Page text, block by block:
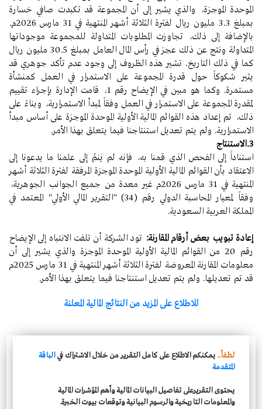
الموحدة الموجزة، والذي يشير إلى أن المجموعة قد تكبدت صافي خسارة
بمبلغ 3.3 مليون ريال لفترة الثلاثة أشهر المنتهية في 31 مارس 2026م.
بالإضافة إلى ذلك، تجاوزت المطلوبات المتداولة للمجموعة موجوداتها
المتداولة ونتج عن ذلك عجز في رأس المال العامل بمبلغ 30.5 مليون ريال
كما في ذلك التاريخ. تشير هذه الظروف إلى وجود عدم تأكد جوهري قد
يثير شكوكاً حول قدرة المجموعة على الاستمرار في العمل كمنشأة
مستمرة. وكما هو مبين في الإيضاح رقم 1، قامت الإدارة بإجراء تقييم
لمقدرة المجموعة على الاستمرار في العمل وفقاً لمبدأ الاستمرارية، وبناءً على
ذلك، تم إعداد هذه القوائم المالية الأولية الموحدة الموجزة على أساس مبدأ
الاستمرارية. ولم يتم تعديل استنتاجنا فيما يتعلق بهذا الأمر.
3.الاستنتاج
استناداً إلى الفحص الذي قمنا به، فإنه لم يَنمُ إلى علمنا ما يدعونا إلى
الاعتقاد بأن القوائم المالية الأولية الموحدة الموجزة المرفقة لفترة الثلاثة أشهر
المنتهية في 31 مارس 2026م غير معدة من جميع الجوانب الجوهرية،
وفقاً لمعيار المحاسبة الدولي رقم (34) "التقرير المالي الأولي" المعتمد في
المملكة العربية السعودية.
إعادة تبويب بعض أرقام المقارنة: تود الشركة أن تلفت الانتباه إلى الإيضاح
رقم 20 من القوائم المالية الأولية الموحدة الموجزة والذي يشير إلى أن
معلومات المقارنة المعروضة لفترة الثلاثة أشهر المنتهية في 31 مارس 2025م
قد تم تعديلها. ولم يتم تعديل استنتاجنا فيما يتعلق بهذا الأمر.
للاطلاع على المزيد من النتائج المالية المعلنة
لطفاً.. يمكنكم الاطلاع على كامل التقرير من خلال الاشتراك فيالباقة
المتقدمة
يحتوى التقريرعلى تفاصيل البيانات المالية وأهم المؤشرات المالية
والمعلومات التاريخية والرسوم البيانية وتوقعات بيوت الخبرة.